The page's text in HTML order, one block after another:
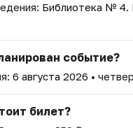
Библиотека № 4.
событие?
6 августа 2026 •
билет?